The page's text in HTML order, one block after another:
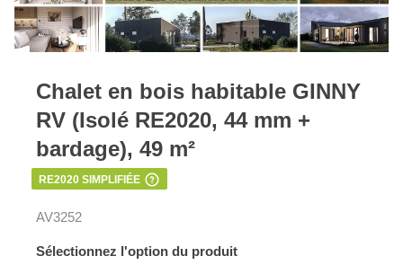
Chalet en bois habitable GINNY
RV (Isolé RE2020, 44 mm +
bardage), 49 m²
RE2020 SIMPLIFIÉE
AV3252
Sélectionnez l'option du produit